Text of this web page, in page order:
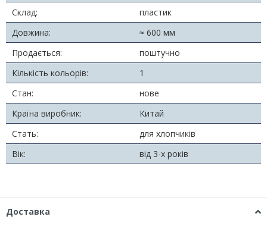
Склад:
пластик
Довжина:
≈ 600 мм
Продається:
поштучно
Кількість кольорів:
1
Стан:
нове
Країна виробник:
Китай
Стать:
для хлопчиків
Вік:
від 3-х років
Доставка